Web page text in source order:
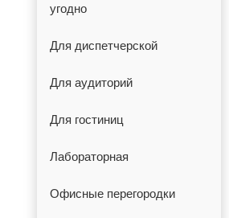
угодно
Для диспетчерской
Для аудиторий
Для гостиниц
Лабораторная
Офисные перегородки